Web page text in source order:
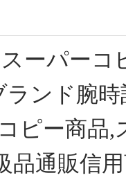
ーパー
ランド腕
ピー商品
品通販信